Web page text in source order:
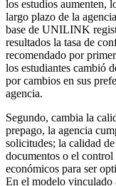
los estudios aumenten,
largo plazo de la
base de UNILINK
resultados la tasa de
recomendado por
los estudiantes cambió
por cambios en sus
agencia.
Segundo, cambia la
prepago, la agencia
solicitudes; la calidad
documentos o el control
económicos para ser
En el modelo vinculado